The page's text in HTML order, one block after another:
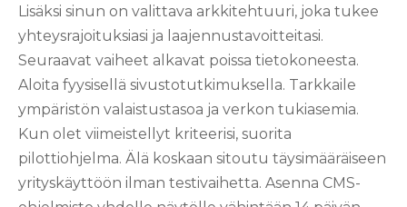
Lisäksi sinun on valittava arkkitehtuuri, joka tukee
yhteysrajoituksiasi ja laajennustavoitteitasi.
Seuraavat vaiheet alkavat poissa tietokoneesta.
Aloita fyysisellä sivustotutkimuksella. Tarkkaile
ympäristön valaistustasoa ja verkon tukiasemia.
Kun olet viimeistellyt kriteerisi, suorita
pilottiohjelma. Älä koskaan sitoutu täysimääräiseen
yrityskäyttöön ilman testivaihetta. Asenna CMS-